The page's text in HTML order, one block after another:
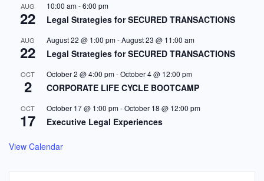
AUG
22
10:00 am-6:00 pm
Legal Strategies for SECURED TRANSACTIONS
AUG
22
August 22 @ 1:00 pm-August 23 @ 11:00 am
Legal Strategies for SECURED TRANSACTIONS
OCT
2
October 2 @ 4:00 pm-October 4 @ 12:00 pm
CORPORATE LIFE CYCLE BOOTCAMP
OCT
17
October 17 @ 1:00 pm-October 18 @ 12:00 pm
Executive Legal Experiences
View Calendar